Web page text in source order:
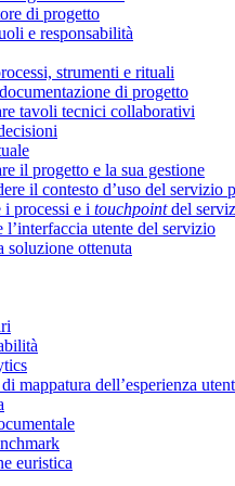
di progetto
e responsabilità
strumenti e rituali
di progetto
tavoli tecnici collaborativi
il progetto e la sua gestione
il contesto d’uso del servizio
i processi e i touchpointdel
l’interfaccia utente del servizio
soluzione ottenuta
mappatura dell’esperienza
euristica